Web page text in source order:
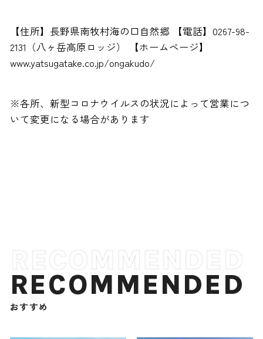
【住所】長野県南牧村海の口自然郷 【電話】0267-98-
2131（八ヶ岳高原ロッジ） 【ホームページ】
www.yatsugatake.co.jp/ongakudo/
※各所、新型コロナウイルスの状況によって営業につ
いて変更になる場合があります
RECOMMENDED
おすすめ